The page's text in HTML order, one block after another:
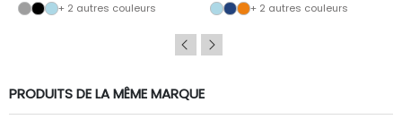
+ 2 autres couleurs
+ 2 autres couleurs
PRODUITS DE LA MÊME MARQUE